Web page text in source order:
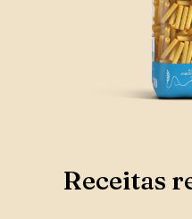
Receitas